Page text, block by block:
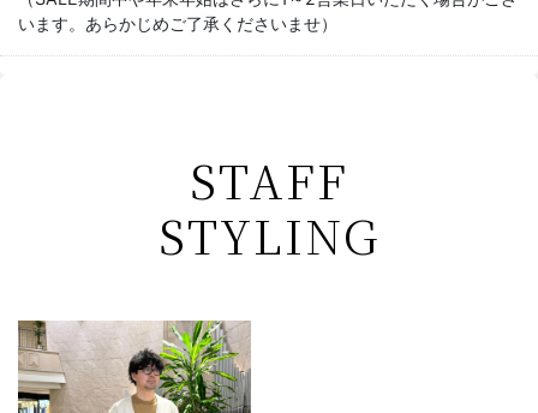
います。あらかじめご了承くださいませ）
STAFF
STYLING